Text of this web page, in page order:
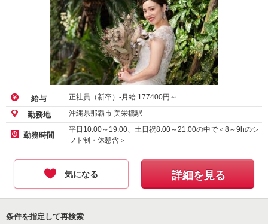
給与 正社員（新卒）-月給 177400円～
勤務地 沖縄県那覇市 美栄橋駅
勤務時間
平日10:00～19:00、土日祝8:00～21:00の中で＜8～9hのシ
フト制・休憩含＞
気になる 詳細を見る
条件を指定して再検索